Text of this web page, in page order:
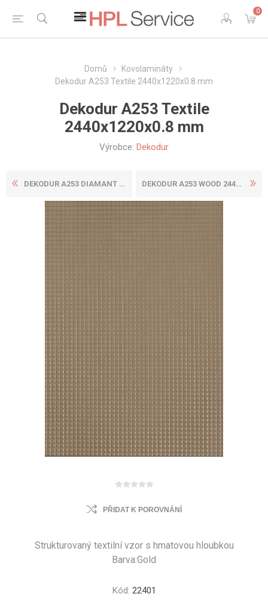
0
Domů
Kovolamináty
Dekodur A253 Textile 2440x1220x0.8 mm
Dekodur A253 Textile
2440x1220x0.8 mm
Výrobce: Dekodur
DEKODUR A253 DIAMANT 2440X1... DEKODUR A253 WOOD 2440X1220...
PŘIDAT K POROVNÁNÍ
Strukturovaný textilní vzor s hmatovou hloubkou
Barva:Gold
Kód: 22401